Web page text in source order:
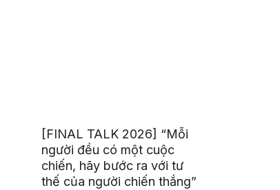
[FINAL TALK 2026] “Mỗi
người đều có một cuộc
chiến, hãy bước ra với tư
thế của người chiến thắng”